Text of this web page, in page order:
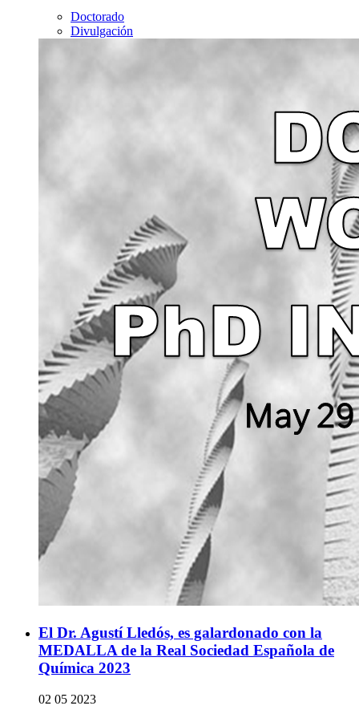
Doctorado
Divulgación
El Dr. Agustí Lledós, es galardonado con la
MEDALLA de la Real Sociedad Española de
Química 2023
02 05 2023